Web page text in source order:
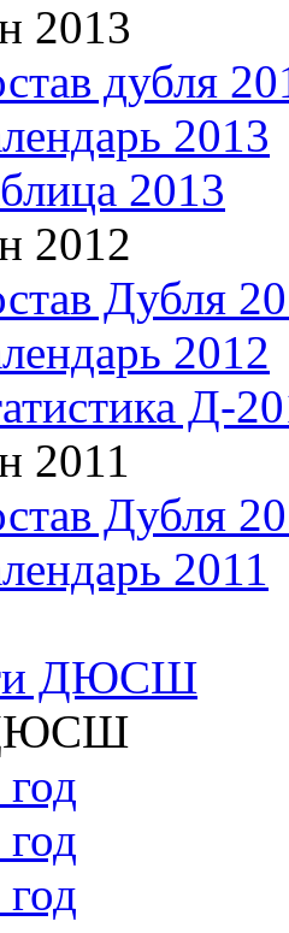
2013
дубля
2013
2013
2012
Дубля
2012
Д-
2011
Дубля
2011
ДЮСШ